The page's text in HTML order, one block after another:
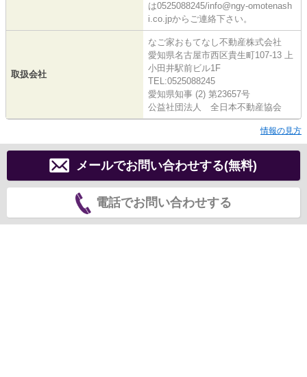
は0525088245/info@ngy-omotenash
i.co.jpからご連絡下さい。
取扱会社
なご家おもてなし不動産株式会社
愛知県名古屋市西区貴生町107-13 上
小田井駅前ビル1F
TEL:0525088245
愛知県知事 (2) 第23657号
公益社団法人 全日本不動産協会
情報の見方
メールでお問い合わせする(無料)
電話でお問い合わせする